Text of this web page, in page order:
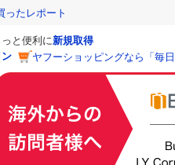
ったレポート
っと便利に新規取得
ン
ヤフーショッピングなら「毎